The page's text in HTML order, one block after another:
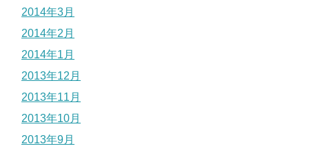
2014年3月
2014年2月
2014年1月
2013年12月
2013年11月
2013年10月
2013年9月